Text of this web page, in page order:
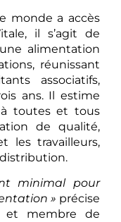
monde a accès
il s’agit de
alimentation
réunissant
associatifs,
ans. Il estime
toutes et tous
de qualité,
les travailleurs,
minimal pour
» précise
et membre de